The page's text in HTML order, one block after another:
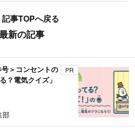
記事TOPへ戻る
新の記事
＞コンセントの
？電気クイズ」
PR
部